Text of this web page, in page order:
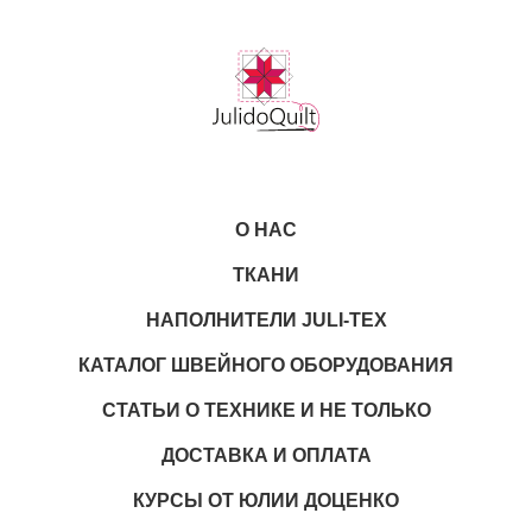
О НАС
ТКАНИ
НАПОЛНИТЕЛИ JULI-TEX
КАТАЛОГ ШВЕЙНОГО ОБОРУДОВАНИЯ
СТАТЬИ О ТЕХНИКЕ И НЕ ТОЛЬКО
ДОСТАВКА И ОПЛАТА
КУРСЫ ОТ ЮЛИИ ДОЦЕНКО